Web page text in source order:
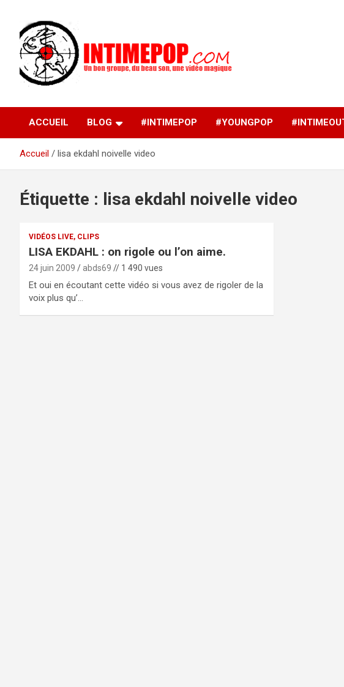
contenu
intimepop.com
musiques actuelles pop rock, post-rock, indé sur Lyon. rock pop
concert lyon
ACCUEIL BLOG #INTIMEPOP #YOUNGPOP
Accueil lisa ekdahl noivelle video
Étiquette : lisa ekdahl noivelle video
VIDÉOS LIVE, CLIPS
LISA EKDAHL : on rigole ou l’on aime.
24 juin 2009 abds69 // 1 490 vues
Et oui en écoutant cette vidéo si vous avez de rigoler de la
voix plus qu’…